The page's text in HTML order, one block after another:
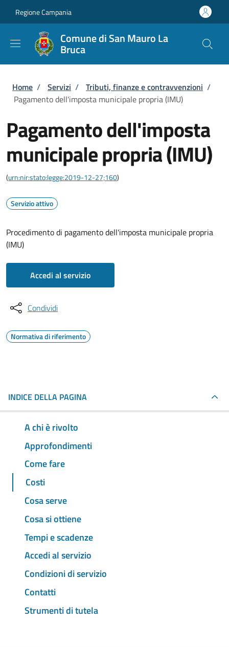
Regione Campania
Comune di San Mauro La
Bruca
Briciole di pane
Home / Servizi / Tributi, finanze e contravvenzioni /
Pagamento dell'imposta municipale propria (IMU)
Pagamento dell'imposta
municipale propria (IMU)
(urn:nir:stato:legge:2019-12-27;160)
Servizio attivo
Procedimento di pagamento dell'imposta municipale propria
(IMU)
Accedi al servizio
Condividi
Normativa di riferimento
INDICE DELLA PAGINA
A chi è rivolto
Approfondimenti
Come fare
Costi
Cosa serve
Cosa si ottiene
Tempi e scadenze
Accedi al servizio
Condizioni di servizio
Contatti
Strumenti di tutela